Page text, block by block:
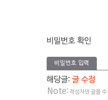
비밀번호 확인
비밀번호 입력
해당글: 글 수정
Note: 작성자만 글을